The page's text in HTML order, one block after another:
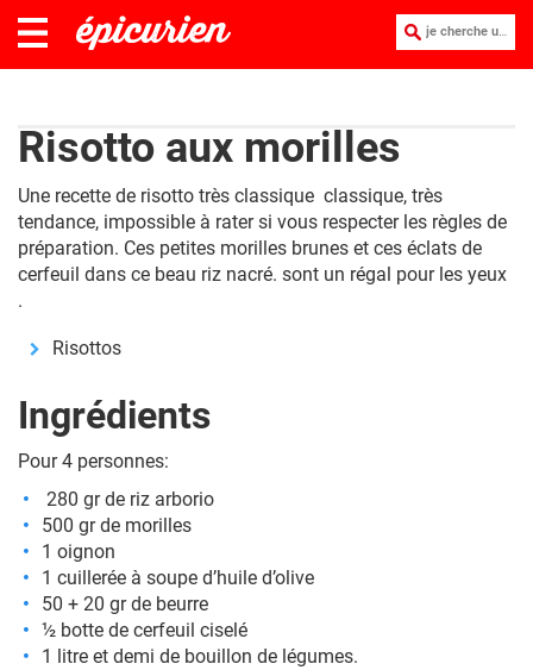
je cherche une recette :
Risotto aux morilles
Une recette de risotto très classique classique, très
tendance, impossible à rater si vous respecter les règles de
préparation. Ces petites morilles brunes et ces éclats de
cerfeuil dans ce beau riz nacré. sont un régal pour les yeux
.
Risottos
Ingrédients
Pour 4 personnes:
280 gr de riz arborio
500 gr de morilles
1 oignon
1 cuillerée à soupe d’huile d’olive
50 + 20 gr de beurre
½ botte de cerfeuil ciselé
1 litre et demi de bouillon de légumes.